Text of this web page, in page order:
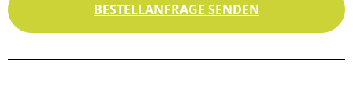
BESTELLANFRAGE SENDEN